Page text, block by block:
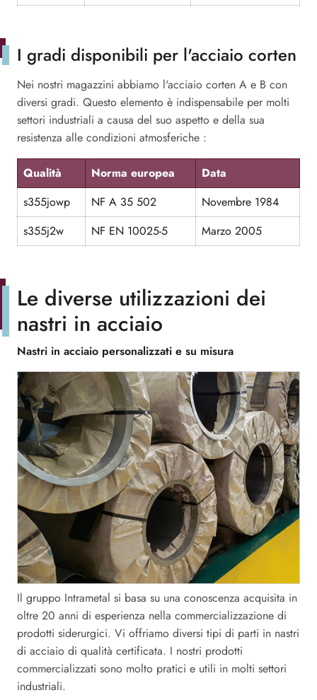
I gradi disponibili per l'acciaio corten
Nei nostri magazzini abbiamo l'acciaio corten A e B con
diversi gradi. Questo elemento è indispensabile per molti
settori industriali a causa del suo aspetto e della sua
resistenza alle condizioni atmosferiche :
Qualità Norma europea Data
s355jowp NF A 35 502
Novembre 1984
s355j2w
NF EN 10025-5 Marzo 2005
Nastri in acciaio personalizzati e su misura
Le diverse utilizzazioni dei
nastri in acciaio
Il gruppo Intrametal si basa su una conoscenza acquisita in
oltre 20 anni di esperienza nella commercializzazione di
prodotti siderurgici. Vi offriamo diversi tipi di parti in nastri
di acciaio di qualità certificata. I nostri prodotti
commercializzati sono molto pratici e utili in molti settori
industriali.